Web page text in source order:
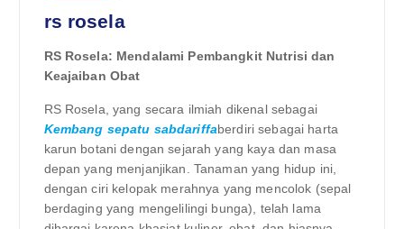
rs rosela
RS Rosela: Mendalami Pembangkit Nutrisi dan
Keajaiban Obat
RS Rosela, yang secara ilmiah dikenal sebagai
Kembang sepatu sabdariffaberdiri sebagai harta
karun botani dengan sejarah yang kaya dan masa
depan yang menjanjikan. Tanaman yang hidup ini,
dengan ciri kelopak merahnya yang mencolok (sepal
berdaging yang mengelilingi bunga), telah lama